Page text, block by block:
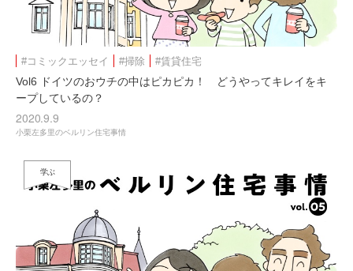
#コミックエッセイ #掃除 #賃貸住宅
Vol6 ドイツのおウチの中はピカピカ！ どうやってキレイをキ
ープしているの？
2020.9.9
小栗左多里のベルリン住宅事情
学ぶ